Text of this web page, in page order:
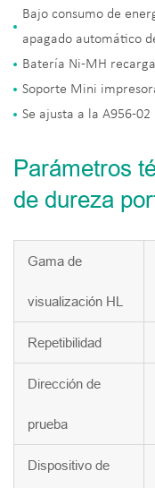
Bajo consumo de
apagado automático
Batería Ni-MH
Soporte Mini
Se ajusta a la A956-
Parámetros
de dureza
Gama de
visualización HL
Repetibilidad
Dirección de
prueba
Dispositivo de